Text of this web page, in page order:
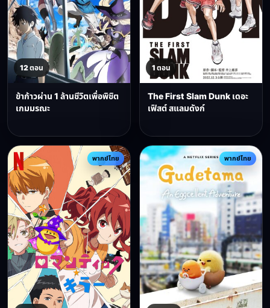
12 ตอน
ข้าก้าวผ่าน 1 ล้านชีวิตเพื่อพิชิต
เกมมรณะ
1 ตอน
The First Slam Dunk เดอะ
เฟิสต์ สแลมดังก์
พากย์ไทย พากย์ไทย